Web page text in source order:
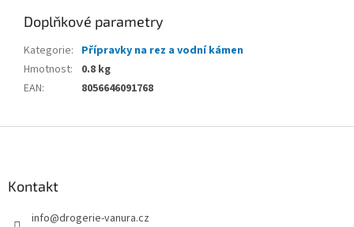
Doplňkové parametry
Kategorie: Přípravky na rez a vodní kámen
Hmotnost:
0.8 kg
EAN: 8056646091768
Kontakt
info@drogerie-vanura.cz